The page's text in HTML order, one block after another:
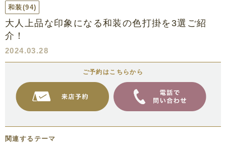
和装(94)
大人上品な印象になる和装の色打掛を3選ご紹
介！
2024.03.28
ご予約はこちらから
関連するテーマ